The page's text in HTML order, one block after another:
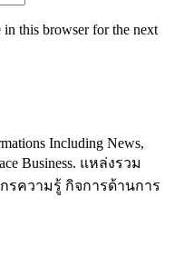
in this browser for the next
Including News,
Business. แหล่งรวม
รความรู้ กิจการด้านการ